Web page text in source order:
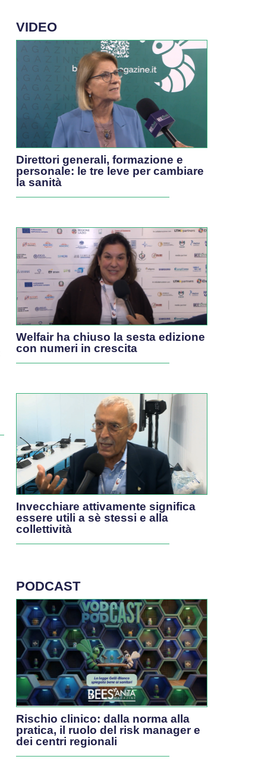
VIDEO
Direttori generali, formazione e
personale: le tre leve per cambiare
la sanità
Welfair ha chiuso la sesta edizione
con numeri in crescita
Invecchiare attivamente significa
essere utili a sè stessi e alla
collettività
PODCAST
Rischio clinico: dalla norma alla
pratica, il ruolo del risk manager e
dei centri regionali